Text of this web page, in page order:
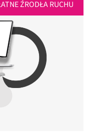
ŹRODŁA RUCHU